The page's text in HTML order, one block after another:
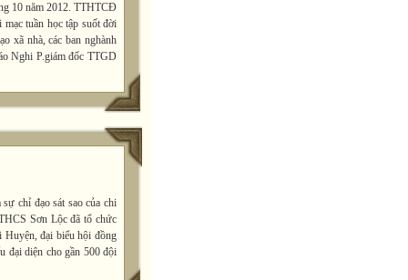
10 năm 2012. TTHTCĐ
tuần học tập suốt đời
xã nhà, các ban nghành
Nghi P.giám đốc TTGD
chỉ đạo sát sao của chi
Sơn Lộc đã tổ chức
Huyện, đại biểu hội đồng
đại diện cho gần 500 đội